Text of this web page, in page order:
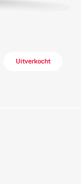
Uitverkocht